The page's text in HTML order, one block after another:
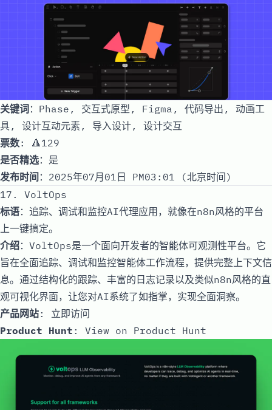
关键词：Phase, 交互式原型, Figma, 代码导出, 动画工
具, 设计互动元素, 导入设计, 设计交互
票数: 🔺129
是否精选：是
发布时间 ：2025年07月01日 PM03:01 (北京时间)
17. VoltOps
标语：追踪、调试和监控AI代理应用，就像在n8n风格的平台
上一键搞定。
介绍：VoltOps是一个面向开发者的智能体可观测性平台。它
旨在全面追踪、调试和监控智能体工作流程，提供完整上下文信
息。通过结构化的跟踪、丰富的日志记录以及类似n8n风格的直
观可视化界面，让您对AI系统了如指掌，实现全面洞察。
产品网站: 立即访问
Product Hunt : View on Product Hunt